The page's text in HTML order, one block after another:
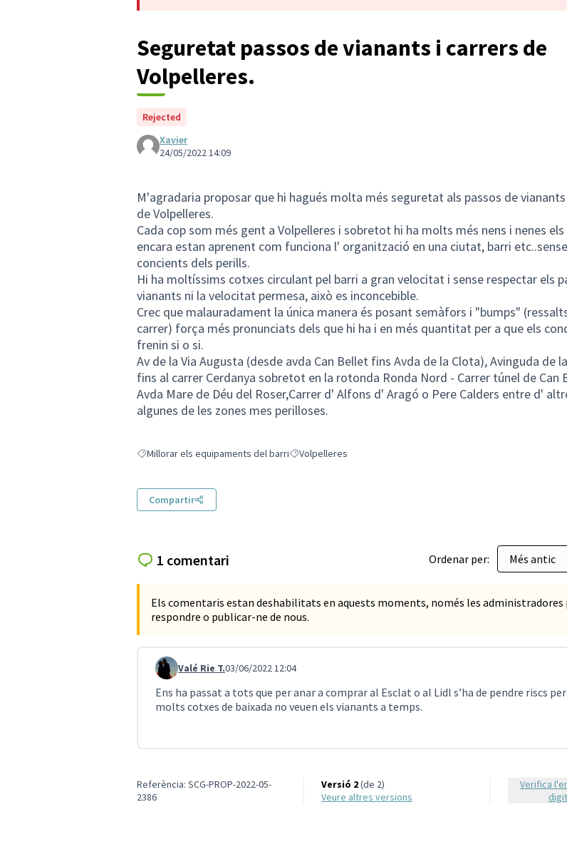
Seguretat passos de vianants i carrers de
Volpelleres.
Rejected
Xavier
24/05/2022 14:09
M'agradaria proposar que hi hagués molta més seguretat als passos de
de Volpelleres.
Cada cop som més gent a Volpelleres i sobretot hi ha molts més nens i nenes els
encara estan aprenent com funciona l' organització en una ciutat, barri
concients dels perills.
Hi ha moltíssims cotxes circulant pel barri a gran velocitat i sense respectar els
vianants ni la velocitat permesa, això es inconcebible.
Crec que malauradament la única manera és posant semàfors i "bumps"
carrer) força més pronunciats dels que hi ha i en més quantitat per a que els
frenin si o si.
Av de la Via Augusta (desde avda Can Bellet fins Avda de la Clota), Avinguda de
fins al carrer Cerdanya sobretot en la rotonda Ronda Nord - Carrer túnel de Can
Avda Mare de Déu del Roser,Carrer d' Alfons d' Aragó o Pere Calders entre d'
algunes de les zones mes perilloses.
Resultats en filtrar per: Millorar els equipaments del barri
Millorar els equipaments del barriResultats en filtrar per: Volpelleres
Volpelleres
Compartir
1 comentari Ordenar per:
Els comentaris estan deshabilitats en aquests moments, només les administradores
respondre o publicar-ne de nous.
Comentari 1473
Valé Rie T.03/06/2022 12:04
Ens ha passat a tots que per anar a comprar al Esclat o al Lidl s’ha de pendre riscs
molts cotxes de baixada no veuen els vianants a temps.
Referència: SCG-PROP-2022-05-
2386
Versió 2(de 2)
veure altres versions
Verifica l'empremta